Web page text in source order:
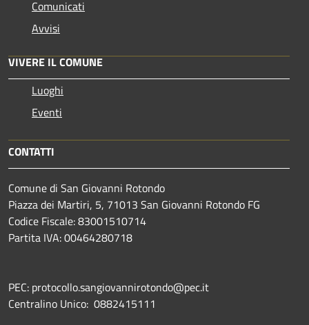
Comunicati
Avvisi
VIVERE IL COMUNE
Luoghi
Eventi
CONTATTI
Comune di San Giovanni Rotondo
Piazza dei Martiri, 5, 71013 San Giovanni Rotondo FG
Codice Fiscale: 83001510714
Partita IVA: 00464280718
PEC: protocollo.sangiovannirotondo@pec.it
Centralino Unico: 0882415111